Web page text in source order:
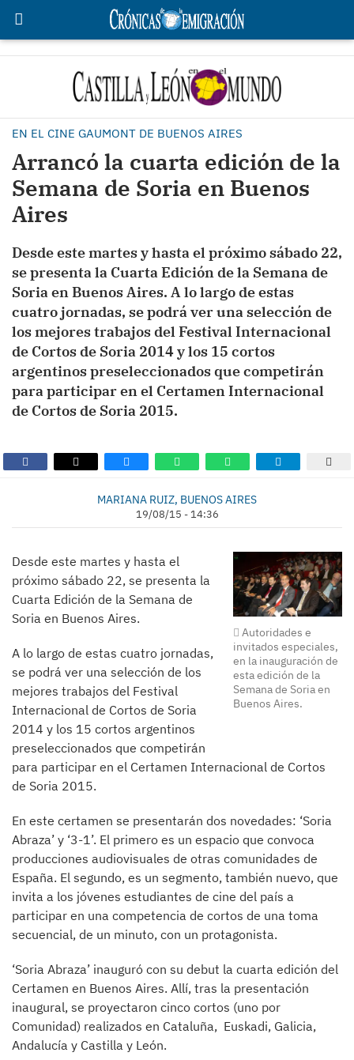
EN EL CINE GAUMONT DE BUENOS AIRES
Arrancó la cuarta edición de la
Semana de Soria en Buenos
Aires
Desde este martes y hasta el próximo sábado 22,
se presenta la Cuarta Edición de la Semana de
Soria en Buenos Aires. A lo largo de estas
cuatro jornadas, se podrá ver una selección de
los mejores trabajos del Festival Internacional
de Cortos de Soria 2014 y los 15 cortos
argentinos preseleccionados que competirán
para participar en el Certamen Internacional
de Cortos de Soria 2015.
MARIANA RUIZ, BUENOS AIRES
19/08/15 - 14:36
Autoridades e
invitados especiales,
en la inauguración de
esta edición de la
Semana de Soria en
Buenos Aires.
Desde este martes y hasta el
próximo sábado 22, se presenta la
Cuarta Edición de la Semana de
Soria en Buenos Aires.
A lo largo de estas cuatro jornadas,
se podrá ver una selección de los
mejores trabajos del Festival
Internacional de Cortos de Soria
2014 y los 15 cortos argentinos
preseleccionados que competirán
para participar en el Certamen Internacional de Cortos
de Soria 2015.
En este certamen se presentarán dos novedades: ‘Soria
Abraza’ y ‘3-1’. El primero es un espacio que convoca
producciones audiovisuales de otras comunidades de
España. El segundo, es un segmento, también nuevo, que
invita a los jóvenes estudiantes de cine del país a
participar en una competencia de cortos de una toma
secuencial, de un minuto, con un protagonista.
‘Soria Abraza’ inauguró con su debut la cuarta edición del
Certamen en Buenos Aires. Allí, tras la presentación
inaugural, se proyectaron cinco cortos (uno por
Comunidad) realizados en Cataluña, Euskadi, Galicia,
Andalucía y Castilla y León.